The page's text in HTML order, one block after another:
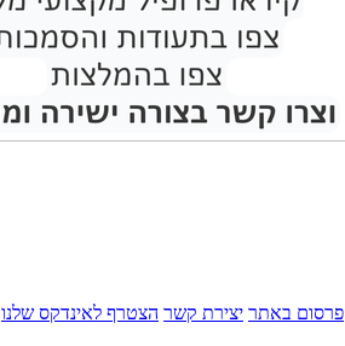
פרסום באתר יצירת קשר הצטרף לאינדקס שלנו